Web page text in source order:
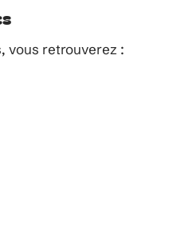
vous retrouverez :